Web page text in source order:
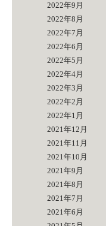
2022年9月
2022年8月
2022年7月
2022年6月
2022年5月
2022年4月
2022年3月
2022年2月
2022年1月
2021年12月
2021年11月
2021年10月
2021年9月
2021年8月
2021年7月
2021年6月